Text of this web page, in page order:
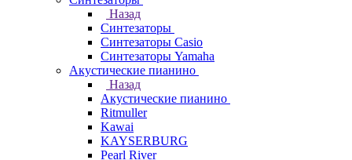
Назад
Синтезаторы
Синтезаторы Casio
Синтезаторы Yamaha
Акустические пианино
Назад
Акустические пианино
Ritmuller
Kawai
KAYSERBURG
Pearl River